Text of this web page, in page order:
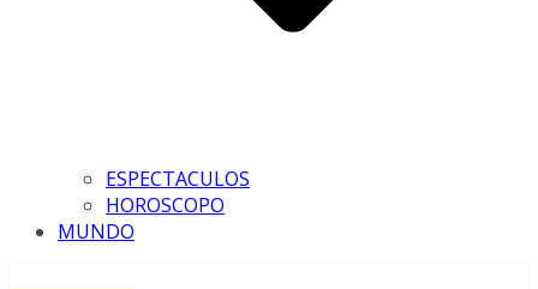
ESPECTACULOS
HOROSCOPO
MUNDO